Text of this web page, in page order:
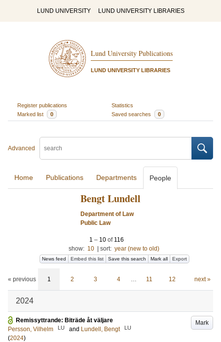
LUND UNIVERSITY LUND UNIVERSITY LIBRARIES
Lund University Publications
LUND UNIVERSITY LIBRARIES
Register publications
Statistics
Marked list
0 Saved searches 0
Advanced
Home Publications Departments People
Bengt Lundell
Department of Law
Public Law
1 – 10 of 116
show: 10 sort: year (new to old)
News feed Embed this list Save this search Mark all Export
« previous 1 2 3 4 … 11 12 next »
2024
Mark
Remissyttrande: Biträde åt väljare
Persson, Vilhelm
LU and Lundell, Bengt LU
(2024)